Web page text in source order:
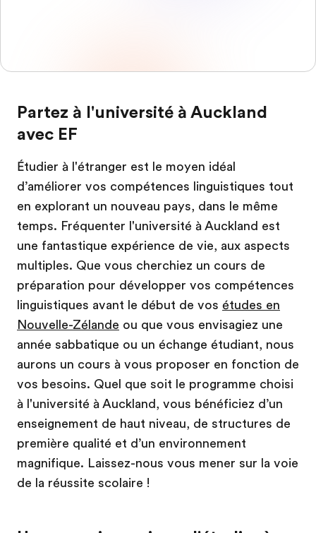
Partez à l'université à Auckland
avec EF
Étudier à l'étranger est le moyen idéal
d’améliorer vos compétences linguistiques tout
en explorant un nouveau pays, dans le même
temps. Fréquenter l'université à Auckland est
une fantastique expérience de vie, aux aspects
multiples. Que vous cherchiez un cours de
préparation pour développer vos compétences
linguistiques avant le début de vos études en
Nouvelle-Zélande ou que vous envisagiez une
année sabbatique ou un échange étudiant, nous
aurons un cours à vous proposer en fonction de
vos besoins. Quel que soit le programme choisi
à l'université à Auckland, vous bénéficiez d’un
enseignement de haut niveau, de structures de
première qualité et d’un environnement
magnifique. Laissez-nous vous mener sur la voie
de la réussite scolaire !